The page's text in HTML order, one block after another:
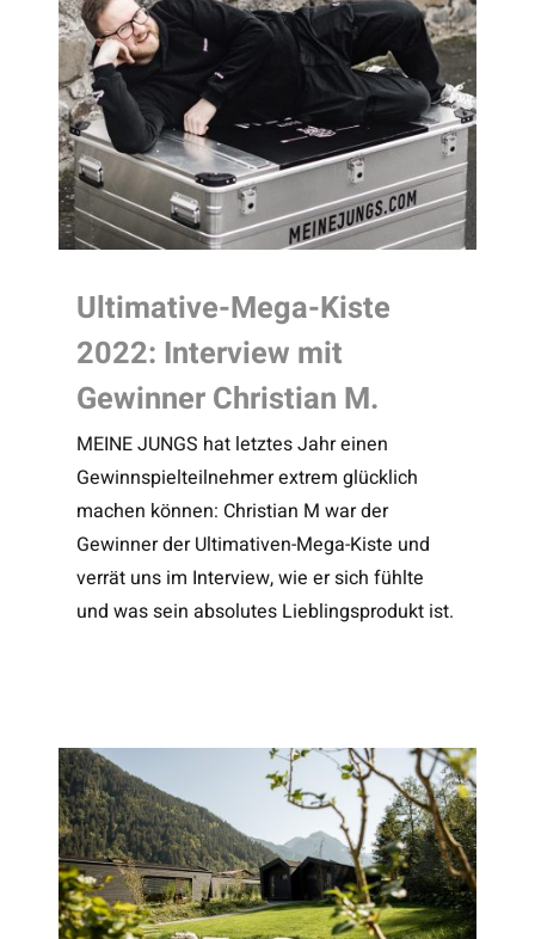
Ultimative-Mega-Kiste
2022: Interview mit
Gewinner Christian M.
MEINE JUNGS hat letztes Jahr einen
Gewinnspielteilnehmer extrem glücklich
machen können: Christian M war der
Gewinner der Ultimativen-Mega-Kiste und
verrät uns im Interview, wie er sich fühlte
und was sein absolutes Lieblingsprodukt ist.